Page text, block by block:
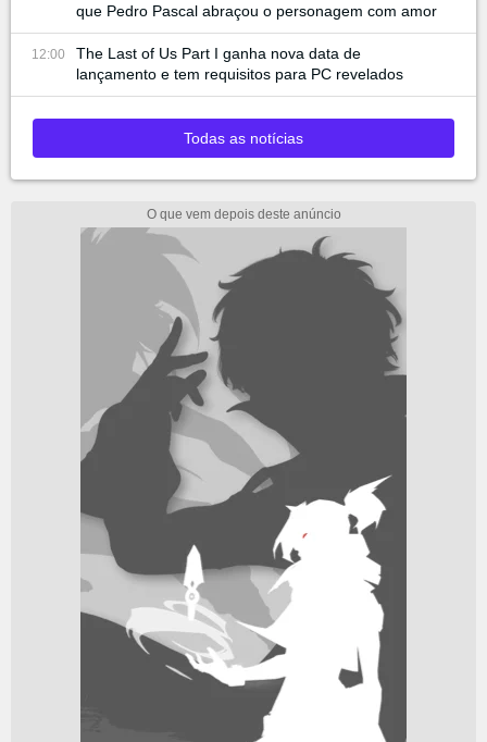
que Pedro Pascal abraçou o personagem com amor
12:00
The Last of Us Part I ganha nova data de
lançamento e tem requisitos para PC revelados
Todas as notícias